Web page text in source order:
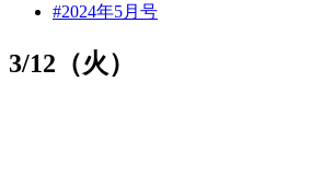
#2024年5月号
3/12（火）